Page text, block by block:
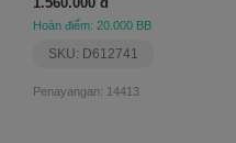
Hoàn điểm: 20.000 BB
SKU: D612741
Penayangan: 14413